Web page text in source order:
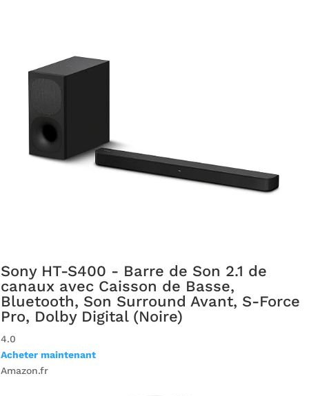
Sony HT-S400 - Barre de Son 2.1 de
canaux avec Caisson de Basse,
Bluetooth, Son Surround Avant, S-Force
Pro, Dolby Digital (Noire)
4.0
Acheter maintenant
Amazon.fr